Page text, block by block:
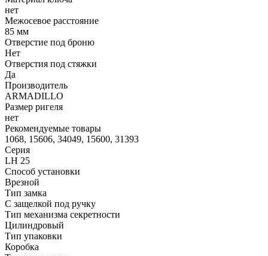
нет
Межосевое расстояние
85 мм
Отверстие под броню
Нет
Отверстия под стяжки
Да
Производитель
ARMADILLO
Размер ригеля
нет
Рекомендуемые товары
1068, 15606, 34049, 15600, 31393
Серия
LH 25
Способ установки
Врезной
Тип замка
С защелкой под ручку
Тип механизма секретности
Цилиндровый
Тип упаковки
Коробка